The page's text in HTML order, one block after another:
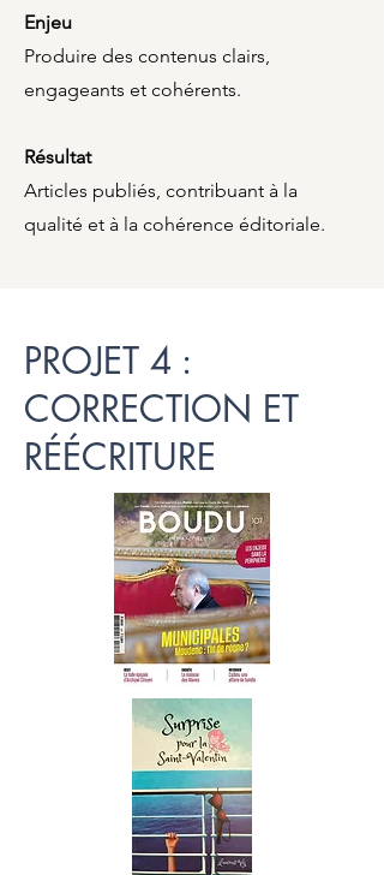
Enjeu
Produire des contenus clairs,
engageants et cohérents.
Résultat
Articles publiés, contribuant à la
qualité et à la cohérence éditoriale.
PROJET 4 :
CORRECTION ET
RÉÉCRITURE